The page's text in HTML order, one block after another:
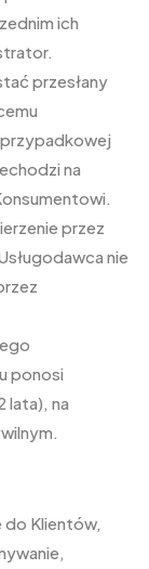
ich
przesłany
na
przez
nie
ponosi
lata), na
do Klientów,